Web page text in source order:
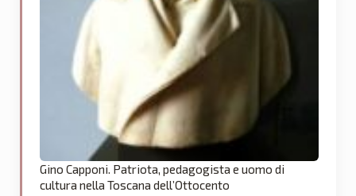
Gino Capponi. Patriota, pedagogista e uomo di
cultura nella Toscana dell’Ottocento